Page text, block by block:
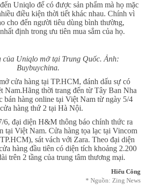
Uniqlo để có được sản phẩm mà họ mặc
điều kiện thời tiết khác nhau. Chính vì
cho đến người tiêu dùng bình thường,
định trong ưu tiên mua sắm của họ.
của Uniqlo mở tại Trung Quốc. Ảnh:
Buybuychina.
cửa hàng tại TP.HCM, đánh dấu sự có
Nam.Hãng thời trang đến từ Tây Ban Nha
bán hàng online tại Việt Nam từ ngày 5/4
hàng thứ 2 tại Hà Nội.
6, đại diện H&M thông báo chính thức ra
tại Việt Nam. Cửa hàng tọa lạc tại Vincom
sát vách với Zara. Theo đại diện
hàng đầu tiên có diện tích khoảng 2.200
trên 2 tầng của trung tâm thương mại.
Hiếu Công
* Nguồn: Zing News